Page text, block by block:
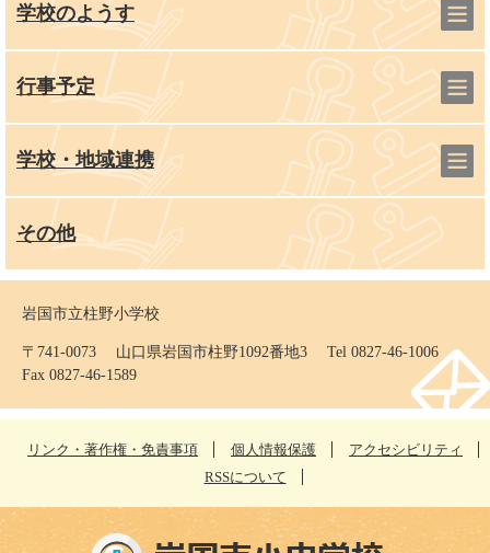
学校のようす
行事予定
学校・地域連携
その他
岩国市立柱野小学校
〒741-0073 山口県岩国市柱野1092番地3 Tel 0827-46-1006
Fax 0827-46-1589
リンク・著作権・免責事項 個人情報保護
アクセシビリティ
RSSについて